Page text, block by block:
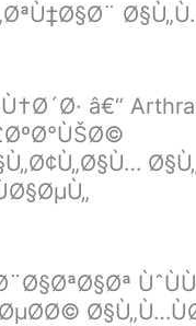
â€“